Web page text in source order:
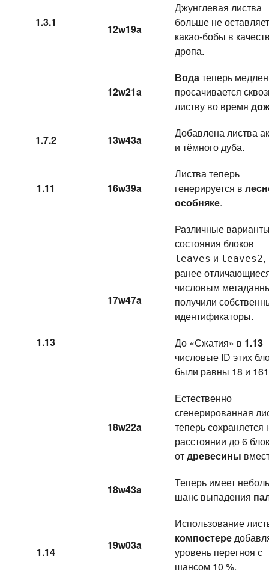
1.3.1
12w19a
Джунглевая листва
больше не оставляет
какао-бобы в
дропа.
12w21a
Водатеперь
просачивается
листву во время
1.7.2 13w43a
Добавлена листва
и тёмного дуба.
1.11 16w39a
Листва теперь
генерируется в
особняке.
1.13
17w47a
Различные
состояния блоков
leaves и leaves2,
ранее
числовым
получили
идентификаторы.
До «Сжатия» в 1.13
числовые ID этих
были равны 18 и
18w22a
Естественно
сгенерированная
теперь сохраняется
расстоянии до 6
отдревесины
1.14
18w43a
Теперь имеет
шанс выпадения
19w03a
Использование
компостере
уровень перегноя с
шансом 10 %.